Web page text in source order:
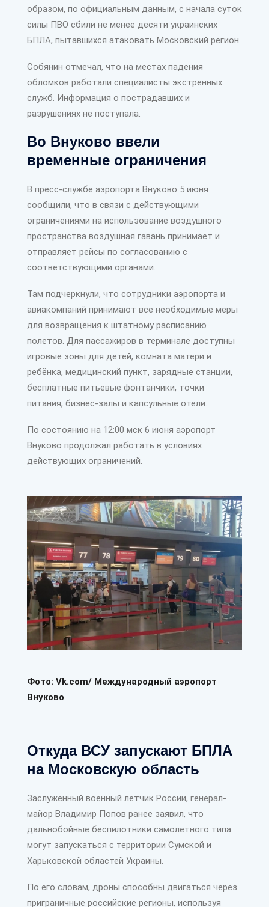
образом, по официальным данным, с начала суток
силы ПВО сбили не менее десяти украинских
БПЛА, пытавшихся атаковать Московский регион.
Собянин отмечал, что на местах падения
обломков работали специалисты экстренных
служб. Информация о пострадавших и
разрушениях не поступала.
Во Внуково ввели
временные ограничения
В пресс-службе аэропорта Внуково 5 июня
сообщили, что в связи с действующими
ограничениями на использование воздушного
пространства воздушная гавань принимает и
отправляет рейсы по согласованию с
соответствующими органами.
Там подчеркнули, что сотрудники аэропорта и
авиакомпаний принимают все необходимые меры
для возвращения к штатному расписанию
полетов. Для пассажиров в терминале доступны
игровые зоны для детей, комната матери и
ребёнка, медицинский пункт, зарядные станции,
бесплатные питьевые фонтанчики, точки
питания, бизнес-залы и капсульные отели.
По состоянию на 12:00 мск 6 июня аэропорт
Внуково продолжал работать в условиях
действующих ограничений.
Фото: Vk.com/ Международный аэропорт
Внуково
Откуда ВСУ запускают БПЛА
на Московскую область
Заслуженный военный летчик России, генерал-
майор Владимир Попов ранее заявил, что
дальнобойные беспилотники самолётного типа
могут запускаться с территории Сумской и
Харьковской областей Украины.
По его словам, дроны способны двигаться через
приграничные российские регионы, используя